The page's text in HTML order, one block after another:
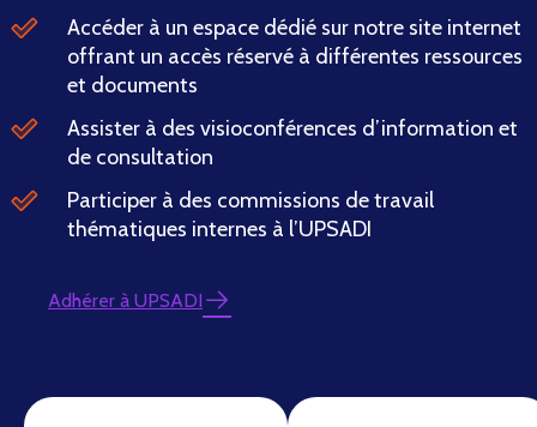
Accéder à un espace dédié sur notre site internet
offrant un accès réservé à différentes ressources
et documents
Assister à des visioconférences d’information et
de consultation
Participer à des commissions de travail
thématiques internes à l’UPSADI
Adhérer à UPSADI